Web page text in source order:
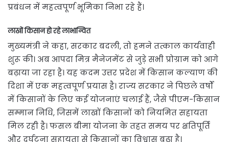
प्रबंधन में महत्वपूर्ण भूमिका निभा रहे हैं।
लाखों किसान हो रहे लाभान्वित
मुख्यमंत्री ने कहा, सरकार बदली, तो हमने तत्काल कार्यवाही
शुरू की। अब आपदा मित्र मैनेजमेंट से जुड़े सभी प्रोग्राम को आगे
बढ़ाया जा रहा है। यह कदम उत्तर प्रदेश में किसान कल्याण की
दिशा में एक महत्वपूर्ण प्रयास है। राज्य सरकार ने पिछले वर्षों
में किसानों के लिए कई योजनाएं चलाई हैं, जैसे पीएम-किसान
सम्मान निधि, जिसमें लाखों किसानों को नियमित सहायता
मिल रही है। फसल बीमा योजना के तहत समय पर क्षतिपूर्ति
और दुर्घटना सहायता से किसानों का विश्वास बढ़ा है।